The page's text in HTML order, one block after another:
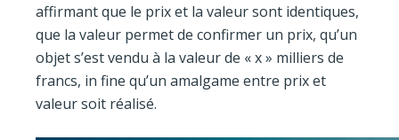
affirmant que le prix et la valeur sont identiques,
que la valeur permet de confirmer un prix, qu’un
objet s’est vendu à la valeur de « x » milliers de
francs, in fine qu’un amalgame entre prix et
valeur soit réalisé.